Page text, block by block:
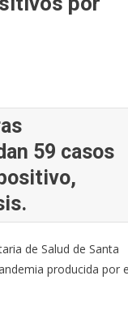
59 casos
de Salud de Santa
producida por